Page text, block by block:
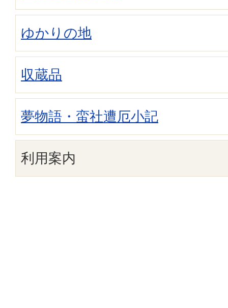
ゆかりの地
収蔵品
夢物語・蛮社遭厄小記
利用案内